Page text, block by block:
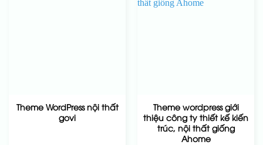
Theme WordPress nội thất
govi
Theme wordpress giới
thiệu công ty thiết kế kiến
trúc, nội thất giống
Ahome